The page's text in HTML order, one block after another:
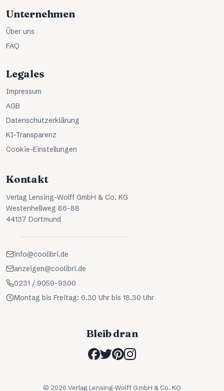
Unternehmen
Über uns
FAQ
Legales
Impressum
AGB
Datenschutzerklärung
KI-Transparenz
Cookie-Einstellungen
Kontakt
Verlag Lensing-Wolff GmbH & Co. KG
Westenhellweg 86-88
44137 Dortmund
info@coolibri.de
anzeigen@coolibri.de
0231 / 9059-9300
Montag bis Freitag: 6.30 Uhr bis 18.30 Uhr
Bleib dran
© 2026 Verlag Lensing-Wolff GmbH & Co. KG